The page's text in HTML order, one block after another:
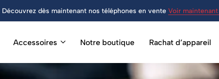
Découvrez dès maintenant nos téléphones en vente Voir maintenant
Accessoires Notre boutique Rachat d’appareil